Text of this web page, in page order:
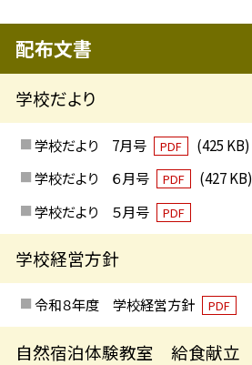
配布文書
学校だより
学校だより 7月号 PDF
(425 KB)
学校だより ６月号
PDF
(427 KB)
学校だより ５月号
PDF
学校経営方針
令和８年度 学校経営方針 PDF
自然宿泊体験教室 給食献立